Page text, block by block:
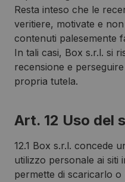
Resta inteso che le
veritiere, motivate e
contenuti palesemente
In tali casi, Box s.r.l. si
recensione e
propria tutela.
Art. 12 Uso del
12.1 Box s.r.l. concede
utilizzo personale ai siti
permette di scaricarlo